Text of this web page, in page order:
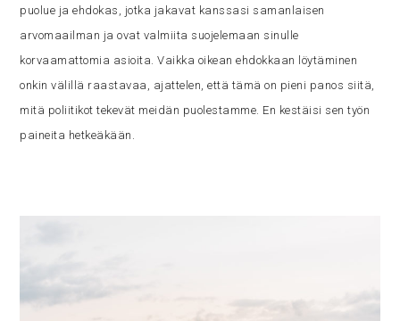
puolue ja ehdokas, jotka jakavat kanssasi samanlaisen
arvomaailman ja ovat valmiita suojelemaan sinulle
korvaamattomia asioita. Vaikka oikean ehdokkaan löytäminen
onkin välillä raastavaa, ajattelen, että tämä on pieni panos siitä,
mitä poliitikot tekevät meidän puolestamme. En kestäisi sen työn
paineita hetkeäkään.